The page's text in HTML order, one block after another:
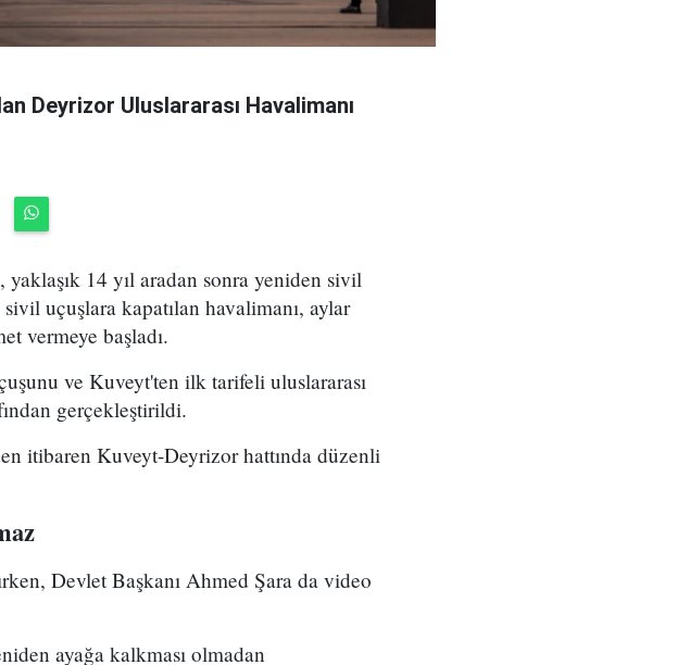
Deyrizor Uluslararası Havalimanı
14 yıl aradan sonra yeniden sivil
sivil uçuşlara kapatılan havalimanı, aylar
vermeye başladı.
ve Kuveyt'ten ilk tarifeli uluslararası
gerçekleştirildi.
itibaren Kuveyt-Deyrizor hattında düzenli
Devlet Başkanı Ahmed Şara da video
ayağa kalkması olmadan